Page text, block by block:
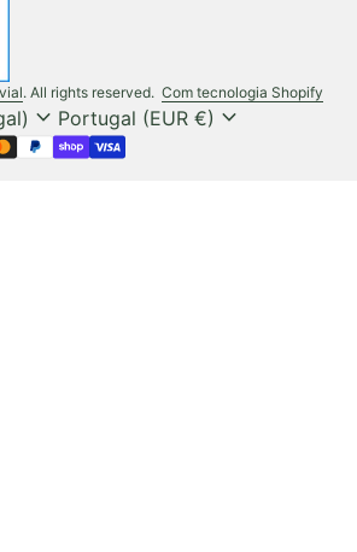
. All rights reserved. Com tecnologia Shopify
expand_more Portugal (EUR €) expand_more